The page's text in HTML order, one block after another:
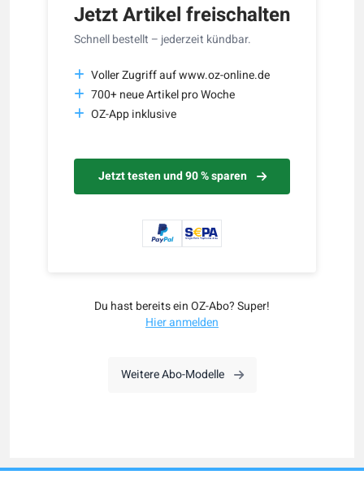
Jetzt Artikel freischalten
Schnell bestellt – jederzeit kündbar.
Voller Zugriff auf www.oz-online.de
700+ neue Artikel pro Woche
OZ-App inklusive
Jetzt testen und 90 % sparen
Du hast bereits ein OZ-Abo? Super!
Hier anmelden
Weitere Abo-Modelle